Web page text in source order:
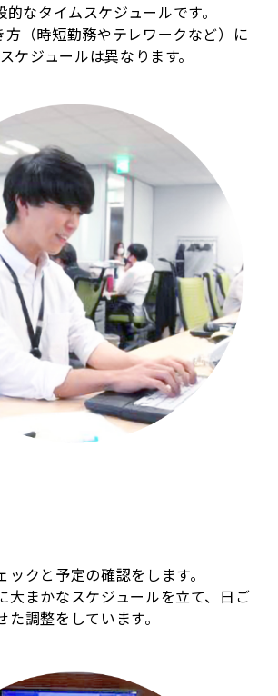
なタイムスケジュールです。
（時短勤務やテレワークなど）に
ケジュールは異なります。
ックと予定の確認をします。
大まかなスケジュールを立て、日ご
た調整をしています。